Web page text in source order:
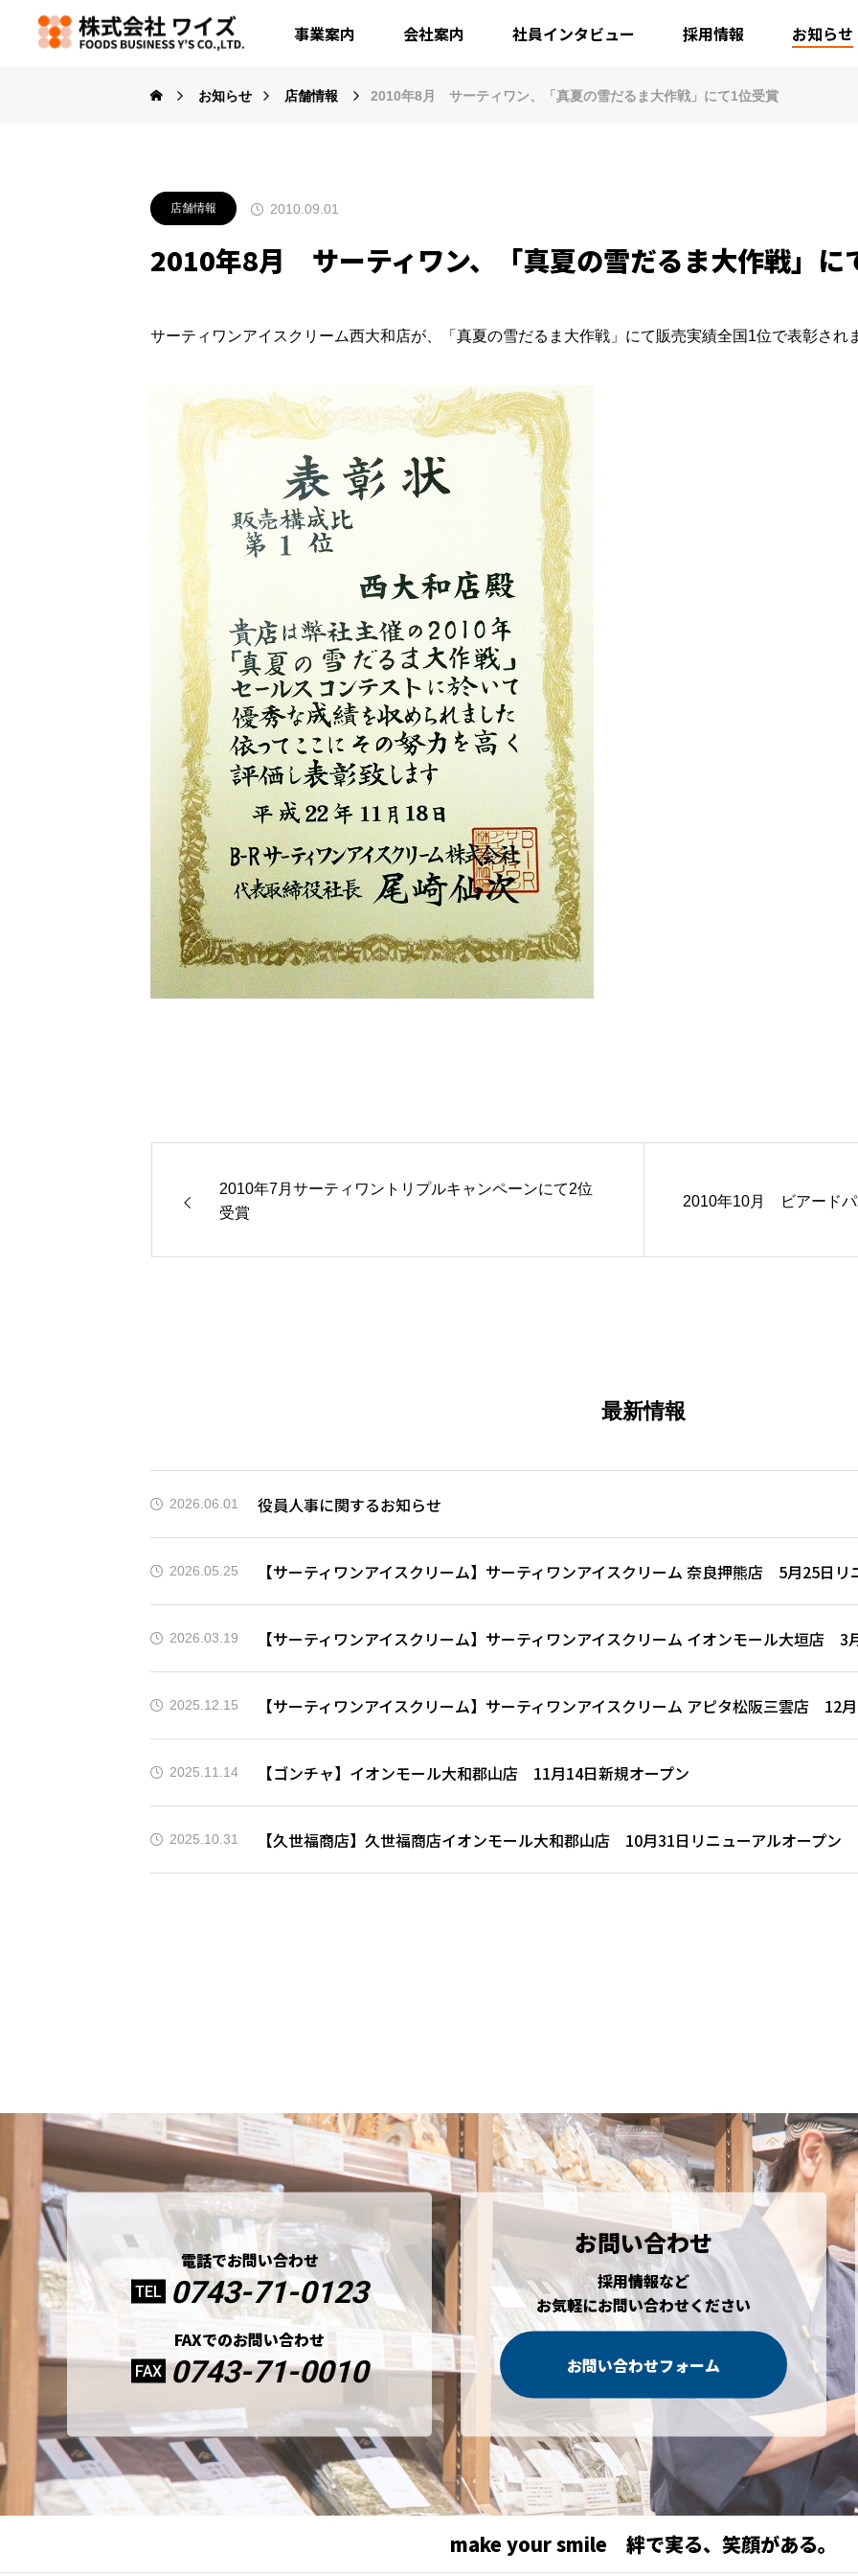
事業案内 会社案内 社員インタビュー 採用情報 お知らせ
お知らせ 店舗情報 2010年8月 サーティワン、「真夏の雪だるま大作戦」にて1位受賞
店舗情報 2010.09.01
2010年8月 サーティワン、「真夏の雪だるま大作戦」に
サーティワンアイスクリーム西大和店が、「真夏の雪だるま大作戦」にて販売実績全国1位で表彰され
2010年7月サーティワントリプルキャンペーンにて2位
受賞
2010年10月 ビアードパ
最新情報
2026.06.01 役員人事に関するお知らせ
2026.05.25 【サーティワンアイスクリーム】サーティワンアイスクリーム 奈良押熊店 5月25日リ
2026.03.19 【サーティワンアイスクリーム】サーティワンアイスクリーム イオンモール大垣店 3
2025.12.15 【サーティワンアイスクリーム】サーティワンアイスクリーム アピタ松阪三雲店 12
2025.11.14 【ゴンチャ】イオンモール大和郡山店 11月14日新規オープン
2025.10.31 【久世福商店】久世福商店イオンモール大和郡山店 10月31日リニューアルオープン
電話でお問い合わせ
TEL 0743-71-0123
FAXでのお問い合わせ
FAX 0743-71-0010
お問い合わせ
採用情報など
お気軽にお問い合わせください
お問い合わせフォーム
make your smile 絆で実る、笑顔がある。